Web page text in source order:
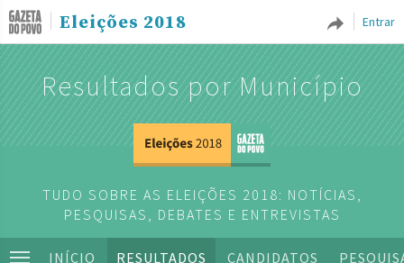
Entrar
Eleições 2018
Resultados por Município
TUDO SOBRE AS ELEIÇÕES 2018: NOTÍCIAS,
PESQUISAS, DEBATES E ENTREVISTAS
INÍCIO RESULTADOS CANDIDATOS